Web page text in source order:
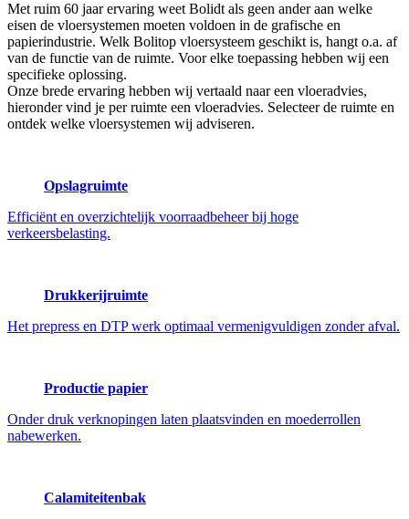
Met ruim 60 jaar ervaring weet Bolidt als geen ander aan welke
eisen de vloersystemen moeten voldoen in de grafische en
papierindustrie. Welk Bolitop vloersysteem geschikt is, hangt o.a. af
van de functie van de ruimte. Voor elke toepassing hebben wij een
specifieke oplossing.
Onze brede ervaring hebben wij vertaald naar een vloeradvies,
hieronder vind je per ruimte een vloeradvies. Selecteer de ruimte en
ontdek welke vloersystemen wij adviseren.
Opslagruimte
Efficiënt en overzichtelijk voorraadbeheer bij hoge
verkeersbelasting.
Drukkerijruimte
Het prepress en DTP werk optimaal vermenigvuldigen zonder afval.
Productie papier
Onder druk verknopingen laten plaatsvinden en moederrollen
nabewerken.
Calamiteitenbak